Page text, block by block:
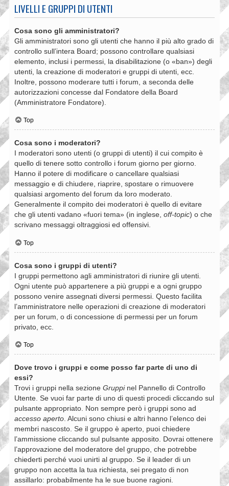
LIVELLI E GRUPPI DI UTENTI
Cosa sono gli amministratori?
Gli amministratori sono gli utenti che hanno il più alto grado di
controllo sull’intera Board; possono controllare qualsiasi
elemento, inclusi i permessi, la disabilitazione (o «ban») degli
utenti, la creazione di moderatori e gruppi di utenti, ecc.
Inoltre, possono moderare tutti i forum, a seconda delle
autorizzazioni concesse dal Fondatore della Board
(Amministratore Fondatore).
Top
Cosa sono i moderatori?
I moderatori sono utenti (o gruppi di utenti) il cui compito è
quello di tenere sotto controllo i forum giorno per giorno.
Hanno il potere di modificare o cancellare qualsiasi
messaggio e di chiudere, riaprire, spostare o rimuovere
qualsiasi argomento del forum da loro moderato.
Generalmente il compito dei moderatori è quello di evitare
che gli utenti vadano «fuori tema» (in inglese, off-topic) o che
scrivano messaggi oltraggiosi ed offensivi.
Top
Cosa sono i gruppi di utenti?
I gruppi permettono agli amministratori di riunire gli utenti.
Ogni utente può appartenere a più gruppi e a ogni gruppo
possono venire assegnati diversi permessi. Questo facilita
l’amministratore nelle operazioni di creazione di moderatori
per un forum, o di concessione di permessi per un forum
privato, ecc.
Top
Dove trovo i gruppi e come posso far parte di uno di
essi?
Trovi i gruppi nella sezione Gruppinel Pannello di Controllo
Utente. Se vuoi far parte di uno di questi procedi cliccando sul
pulsante appropriato. Non sempre però i gruppi sono ad
accesso aperto. Alcuni sono chiusi e altri hanno l’elenco dei
membri nascosto. Se il gruppo è aperto, puoi chiedere
l’ammissione cliccando sul pulsante apposito. Dovrai ottenere
l’approvazione del moderatore del gruppo, che potrebbe
chiederti perché vuoi unirti al gruppo. Se il leader di un
gruppo non accetta la tua richiesta, sei pregato di non
assillarlo: probabilmente ha le sue buone ragioni.